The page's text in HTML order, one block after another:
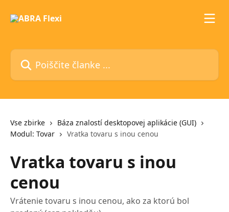
Poiščite članke ...
Vse zbirke
Báza znalostí desktopovej aplikácie (GUI)
Modul: Tovar
Vratka tovaru s inou cenou
Vratka tovaru s inou
cenou
Vrátenie tovaru s inou cenou, ako za ktorú bol